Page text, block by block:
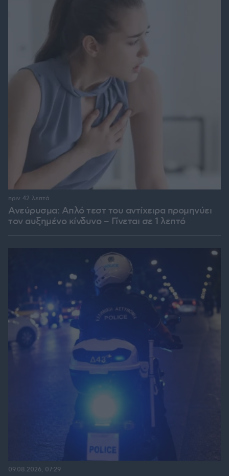
Ανεύρυσμα: Απλό τεστ του αντίχειρα προμηνύει
τον αυξημένο κίνδυνο – Γίνεται σε 1 λεπτό
πριν 42 λεπτά
09.08.2026, 07:29